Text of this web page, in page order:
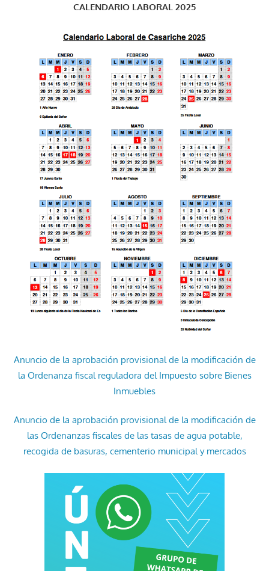
CALENDARIO LABORAL 2025
Anuncio de la aprobación provisional de la modificación de
la Ordenanza fiscal reguladora del Impuesto sobre Bienes
Inmuebles
Anuncio de la aprobación provisional de la modificación de
las Ordenanzas fiscales de las tasas de agua potable,
recogida de basuras, cementerio municipal y mercados